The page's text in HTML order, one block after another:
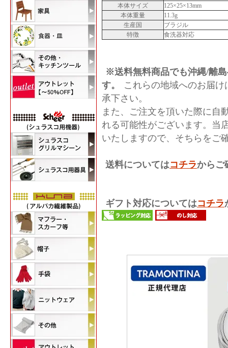
本体サイズ
125×25×13mm
本体重量
11.3g
生産国
ブラジル
特徴
食洗器対応
※送料無料商品でも沖縄/離
す。
これらの地域へのお届
承下さい。
また、ご注文を頂いた際に自
れる可能性がございます。当
いたしますので、そちらをご
送料についてはコチラからご
ギフト対応についてはコチラ